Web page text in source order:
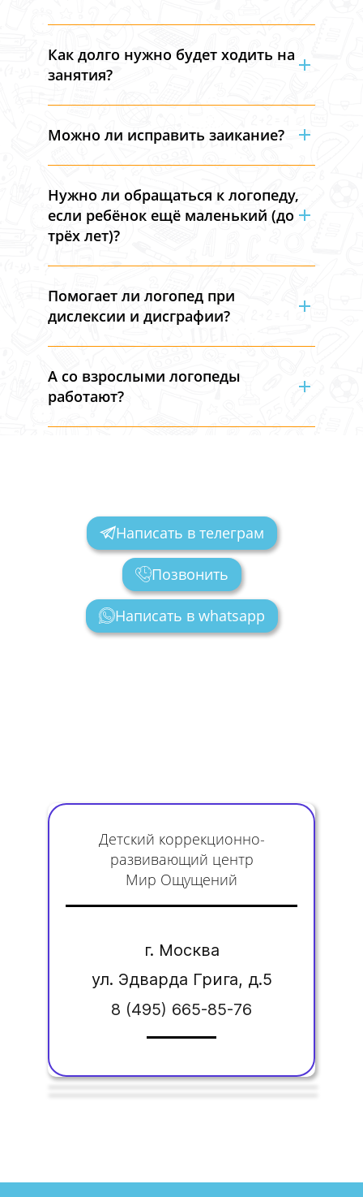
Как долго нужно будет ходить на
занятия?
Можно ли исправить заикание?
Нужно ли обращаться к логопеду,
если ребёнок ещё маленький (до
трёх лет)?
Помогает ли логопед при
дислексии и дисграфии?
А со взрослыми логопеды
работают?
Написать в телеграм
Позвонить
Написать в whatsapp
Детский коррекционно-
развивающий центр
Мир Ощущений
г. Москва
ул. Эдварда Грига, д.5
8 (495) 665-85-76